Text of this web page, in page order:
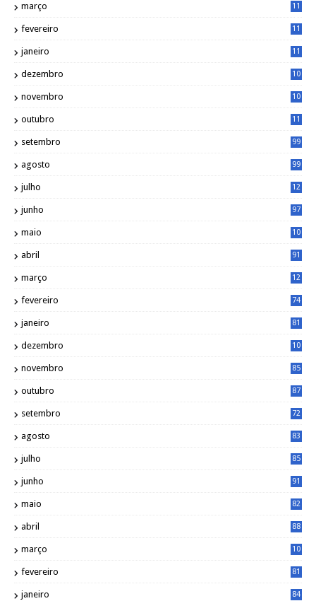
março
11
fevereiro
11
janeiro
11
dezembro
10
novembro
10
outubro
11
setembro 99
agosto 99
julho
12
junho 97
maio
10
abril 91
março
12
fevereiro 74
janeiro 81
dezembro
10
novembro 85
outubro 87
setembro 72
agosto 83
julho 85
junho 91
maio 82
abril 88
março
10
fevereiro 81
janeiro 84